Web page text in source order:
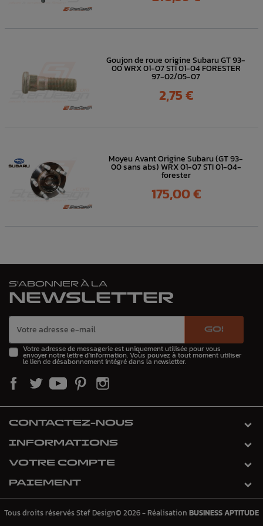
Goujon de roue origine Subaru GT 93-
00 WRX 01-07 STI 01-04 FORESTER
97-02/05-07
Prix
2,75 €
Moyeu Avant Origine Subaru (GT 93-
00 sans abs) WRX 01-07 STI 01-04-
forester
Prix
175,00 €
S'ABONNER À LA
NEWSLETTER
GO!
Votre adresse de messagerie est uniquement utilisée pour vous
envoyer notre lettre d'information. Vous pouvez à tout moment utiliser
le lien de désabonnement intégré dans la newsletter.
CONTACTEZ-NOUS
INFORMATIONS
VOTRE COMPTE
PAIEMENT
Tous droits réservés Stef Design© 2026 - Réalisation BUSINESS APTITUDE